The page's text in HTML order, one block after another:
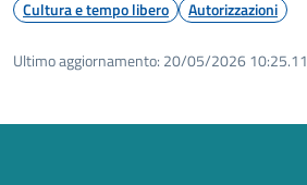
Cultura e tempo libero Autorizzazioni
Ultimo aggiornamento: 20/05/2026 10:25.11